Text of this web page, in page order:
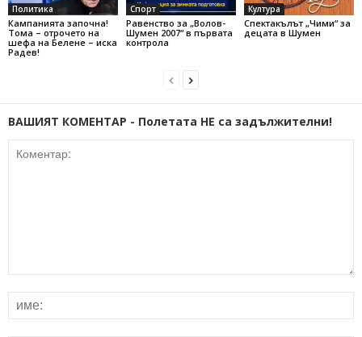
Политика
Кампанията започна!
Тома – отрочето на
шефа на Белене – иска
Радев!
Спорт
Равенство за „Волов-
Шумен 2007“ в първата
контрола
Култура
Спектакълът „Чими“ за
децата в Шумен
ВАШИЯТ КОМЕНТАР - Полетата НЕ са задължителни!